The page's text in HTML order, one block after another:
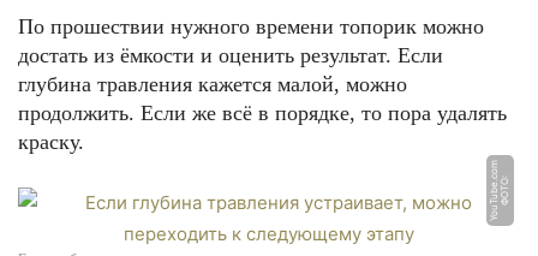
По прошествии нужного времени топорик можно
достать из ёмкости и оценить результат. Если
глубина травления кажется малой, можно
продолжить. Если же всё в порядке, то пора удалять
краску.
Ф
О
Т
О:
Y
o
u
T
u
b
e.
c
o
m